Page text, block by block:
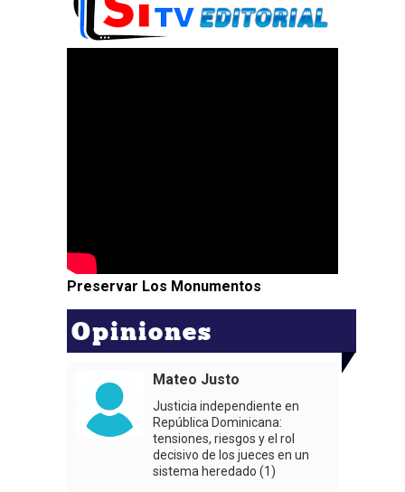
Preservar Los Monumentos
Opiniones
Mateo Justo
Justicia independiente en
República Dominicana:
tensiones, riesgos y el rol
decisivo de los jueces en un
sistema heredado (1)